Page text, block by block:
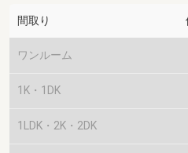
間取り
ワンルーム
1K・1DK
1LDK・2K・2DK